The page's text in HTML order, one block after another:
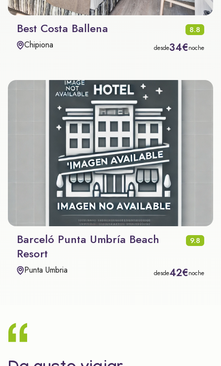
Best Costa Ballena 8.8
Chipiona desde34€noche
Barceló Punta Umbría Beach
Resort
9.8
Punta Umbria desde42€noche